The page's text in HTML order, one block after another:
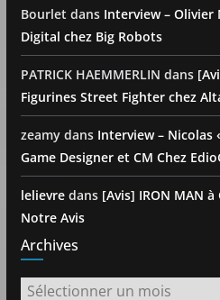
Bourlet dans Interview – Olivier
Digital chez Big Robots
PATRICK HAEMMERLIN dans
Figurines Street Fighter chez
zeamydans Interview – Nicolas
Game Designer et CM Chez
lelievredans [Avis] IRON MAN
Notre Avis
Archives
Archives